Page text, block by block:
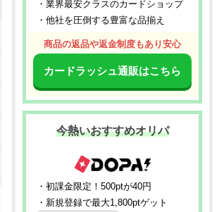
・業界最安クラスのカードショップ
・他社を圧倒する豊富な品揃え
商品の返品や返金制度もあり安心
カードラッシュ通販はこちら
今熱いおすすめオリパ
・初課金限定！500ptが40円
・新規登録で最大1,800ptゲット